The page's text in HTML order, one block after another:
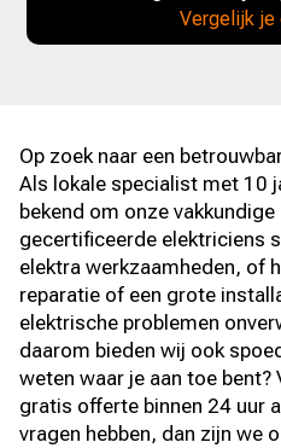
Vergelijk
Op zoek naar een
Als lokale specialist met 10
bekend om onze
gecertificeerde elektriciens
elektra werkzaamheden, of
reparatie of een grote
elektrische problemen
daarom bieden wij ook
weten waar je aan toe bent?
gratis offerte binnen 24 uur
vragen hebben, dan zijn we